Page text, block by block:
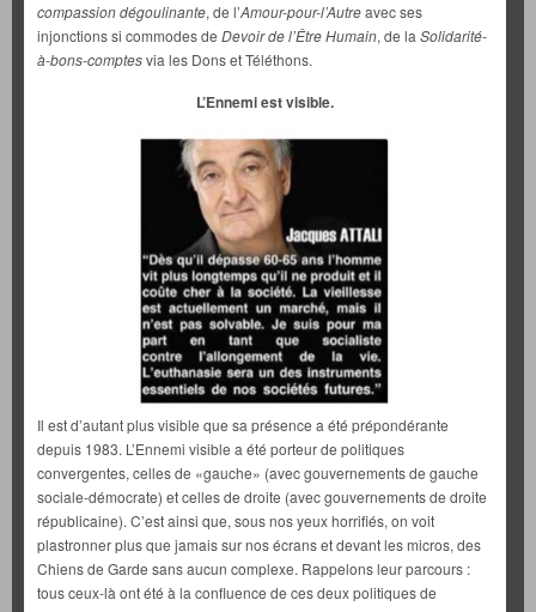
compassiondégoulinante, de l’Amour-pour-l’Autreavec ses
injonctions si commodes de Devoir de l’Être Humain, de la Solidarité-
à-bons-comptesvia les Dons et Téléthons.
L’Ennemi est visible.
Il est d’autant plus visible que sa présence a été prépondérante
depuis 1983. L’Ennemi visible a été porteur de politiques
convergentes, celles de «gauche» (avec gouvernements de gauche
sociale-démocrate) et celles de droite (avec gouvernements de droite
républicaine). C’est ainsi que, sous nos yeux horrifiés, on voit
plastronner plus que jamais sur nos écrans et devant les micros, des
Chiens de Garde sans aucun complexe. Rappelons leur parcours :
tous ceux-là ont été à la confluence de ces deux politiques de